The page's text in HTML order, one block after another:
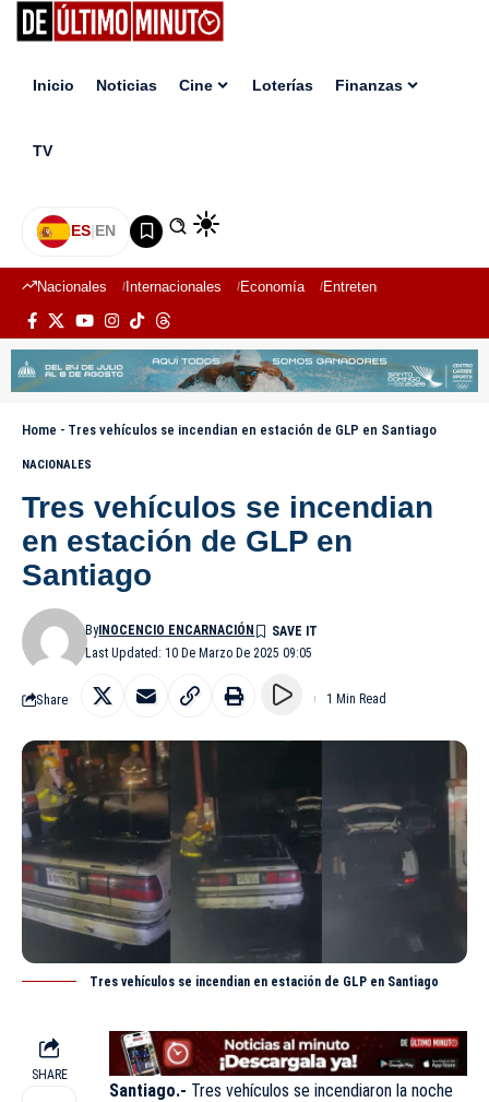
Inicio Noticias Cine Loterías Finanzas
TV
ES|EN
Nacionales Internacionales Economía Entretenimiento
Home - Tres vehículos se incendian en estación de GLP en Santiago
NACIONALES
Tres vehículos se incendian
en estación de GLP en
Santiago
Last Updated: 10 De Marzo De 2025 09:05
ByINOCENCIO ENCARNACIÓN
Share 1 Min Read
Tres vehículos se incendian en estación de GLP en Santiago
SHARE
Santiago.- Tres vehículos se incendiaron la noche